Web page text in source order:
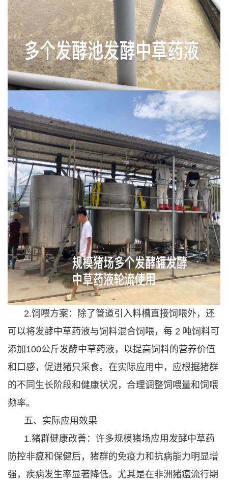
2.饲喂方案：除了管道引入料槽直接饲喂外，还
可以将发酵中草药液与饲料混合饲喂，每 2 吨饲料可
添加100公斤发酵中草药液，以提高饲料的营养价值
和口感，促进猪只采食。在实际应用中，应根据猪群
的不同生长阶段和健康状况，合理调整饲喂量和饲喂
频率。
五、实际应用效果
1.猪群健康改善：许多规模猪场应用发酵中草药
防控非瘟和保健后，猪群的免疫力和抗病能力明显增
强，疾病发生率显著降低。尤其是在非洲猪瘟流行期